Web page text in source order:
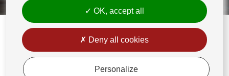
276 Quater Route de la Bassée - 62300 LENS - Tél : +33(0)3 21 14 77 88 - Fax:
+33(0)3 21 14 77 89 - europrix@wanadoo.fr
OK, accept all
Deny all cookies
Personalize